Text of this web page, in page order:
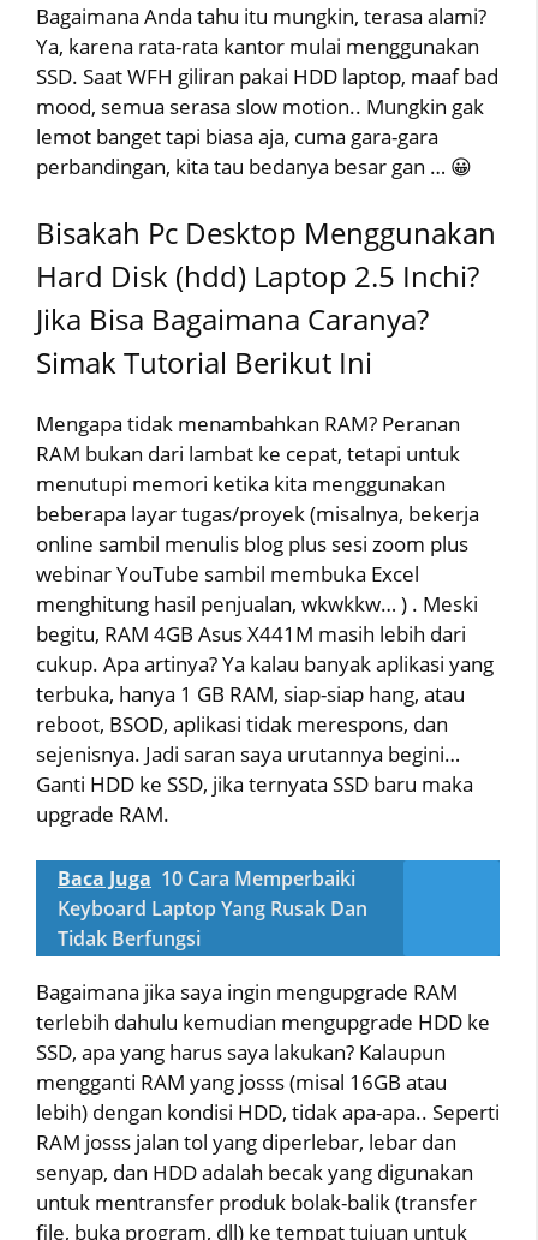
Bagaimana Anda tahu itu mungkin, terasa alami?
Ya, karena rata-rata kantor mulai menggunakan
SSD. Saat WFH giliran pakai HDD laptop, maaf bad
mood, semua serasa slow motion.. Mungkin gak
lemot banget tapi biasa aja, cuma gara-gara
perbandingan, kita tau bedanya besar gan … 😀
Bisakah Pc Desktop Menggunakan
Hard Disk (hdd) Laptop 2.5 Inchi?
Jika Bisa Bagaimana Caranya?
Simak Tutorial Berikut Ini
Mengapa tidak menambahkan RAM? Peranan
RAM bukan dari lambat ke cepat, tetapi untuk
menutupi memori ketika kita menggunakan
beberapa layar tugas/proyek (misalnya, bekerja
online sambil menulis blog plus sesi zoom plus
webinar YouTube sambil membuka Excel
menghitung hasil penjualan, wkwkkw… ) . Meski
begitu, RAM 4GB Asus X441M masih lebih dari
cukup. Apa artinya? Ya kalau banyak aplikasi yang
terbuka, hanya 1 GB RAM, siap-siap hang, atau
reboot, BSOD, aplikasi tidak merespons, dan
sejenisnya. Jadi saran saya urutannya begini…
Ganti HDD ke SSD, jika ternyata SSD baru maka
upgrade RAM.
Baca Juga 10 Cara Memperbaiki
Keyboard Laptop Yang Rusak Dan
Tidak Berfungsi
Bagaimana jika saya ingin mengupgrade RAM
terlebih dahulu kemudian mengupgrade HDD ke
SSD, apa yang harus saya lakukan? Kalaupun
mengganti RAM yang josss (misal 16GB atau
lebih) dengan kondisi HDD, tidak apa-apa.. Seperti
RAM josss jalan tol yang diperlebar, lebar dan
senyap, dan HDD adalah becak yang digunakan
untuk mentransfer produk bolak-balik (transfer
file, buka program, dll) ke tempat tujuan untuk